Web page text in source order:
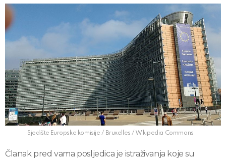
Sjedište Europske komisije / Bruxelles / Wikipedia Commons
Članak pred vama posljedica je istraživanja koje su